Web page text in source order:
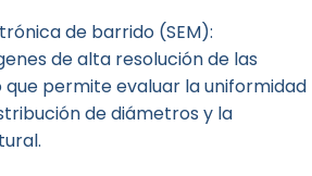
de barrido (SEM):
de alta resolución de las
que permite evaluar la uniformidad
de diámetros y la